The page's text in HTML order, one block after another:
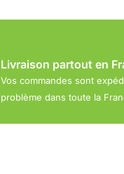
Livraison partout en
Vos commandes sont
problème dans toute la